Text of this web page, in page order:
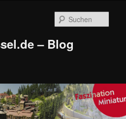
– Blog